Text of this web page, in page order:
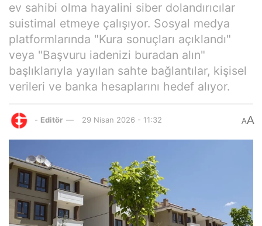
ev sahibi olma hayalini siber dolandırıcılar
suistimal etmeye çalışıyor. Sosyal medya
platformlarında "Kura sonuçları açıklandı"
veya "Başvuru iadenizi buradan alın"
başlıklarıyla yayılan sahte bağlantılar, kişisel
verileri ve banka hesaplarını hedef alıyor.
- Editör 29 Nisan 2026 - 11:32 AA